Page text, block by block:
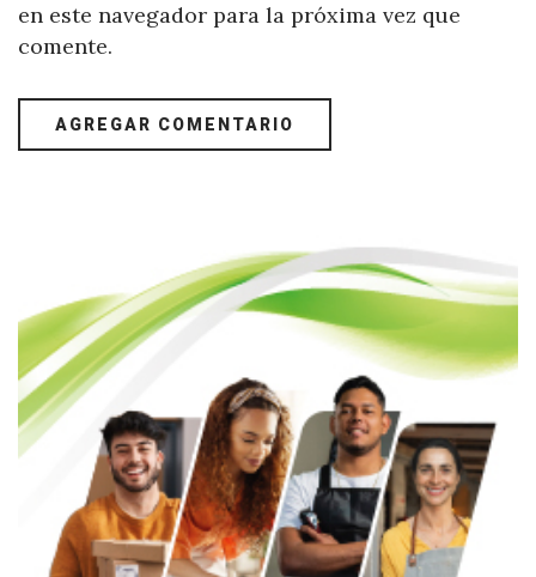
en este navegador para la próxima vez que
comente.